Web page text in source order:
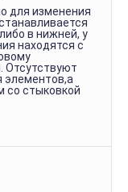
для изменения
в нижней, у
находятся с
Отсутствуют
элементов,а
со стыковкой